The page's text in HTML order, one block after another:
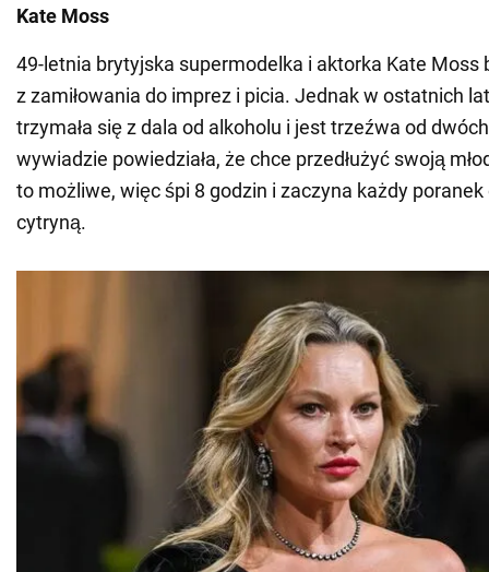
Kate Moss
49-letnia brytyjska supermodelka i aktorka Kate Moss
z zamiłowania do imprez i picia. Jednak w ostatnich
trzymała się z dala od alkoholu i jest trzeźwa od
wywiadzie powiedziała, że chce przedłużyć swoją
to możliwe, więc śpi 8 godzin i zaczyna każdy
cytryną.